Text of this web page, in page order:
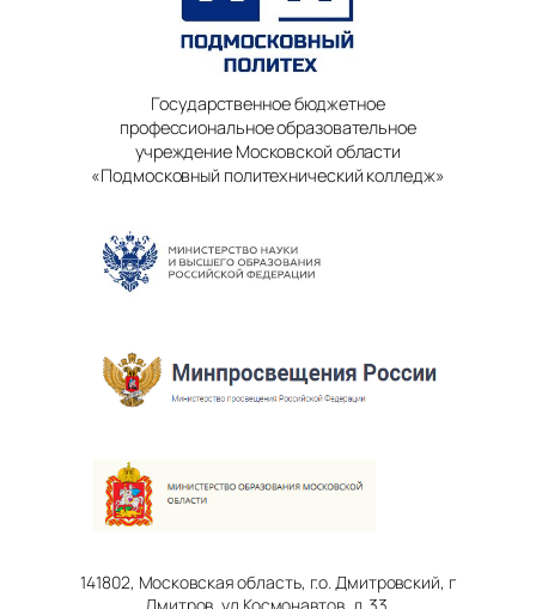
Государственное бюджетное
профессиональное образовательное
учреждение Московской области
«Подмосковный политехнический колледж»
141802, Московская область, г.о. Дмитровский, г